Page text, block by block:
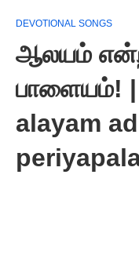
DEVOTIONAL SONGS
ஆலயம்
பாளையம்! |
alayam